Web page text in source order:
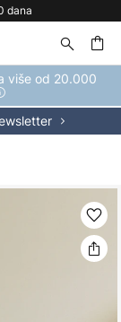
dana
više od 20.000